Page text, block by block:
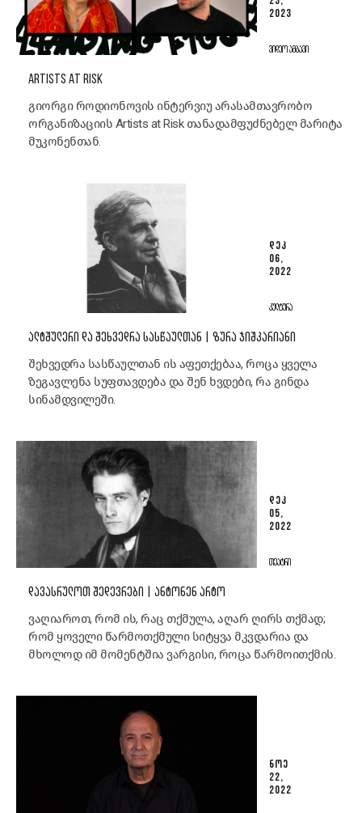
2023
ᲕᲘᲓᲔᲝ ᲐᲛᲑᲐᲕᲘ
ARTISTS AT RISK
გიორგი როდიონოვის ინტერვიუ არასამთავრობო
ორგანიზაციის Artists at Risk თანადამფუძნებელ მარიტა
მუკონენთან.
ᲓᲔᲙ
06,
2022
ᲙᲣᲚᲢᲣᲠᲐ
ᲐᲚᲢᲨᲣᲚᲔᲠᲘ ᲓᲐ ᲨᲔᲮᲕᲔᲓᲠᲐ ᲡᲐᲡᲬᲐᲣᲚᲗᲐᲜ | ᲖᲣᲠᲐ ᲯᲘᲨᲙᲐᲠᲘᲐᲜᲘ
შეხვედრა სასწაულთან ის აფეთქებაა, როცა ყველა
ზეგავლენა სუფთავდება და შენ ხვდები, რა გინდა
სინამდვილეში.
ᲓᲔᲙ
05,
2022
ᲗᲔᲐᲢᲠᲘ
ᲓᲐᲕᲐᲡᲠᲣᲚᲝᲗ ᲨᲔᲓᲔᲕᲠᲔᲑᲘ | ᲐᲜᲢᲝᲜᲔᲜ ᲐᲠᲢᲝ
ვაღიაროთ, რომ ის, რაც თქმულა, აღარ ღირს თქმად;
რომ ყოველი წარმოთქმული სიტყვა მკვდარია და
მხოლოდ იმ მომენტშია ვარგისი, როცა წარმოითქმის.
ᲜᲝᲔ
22,
2022